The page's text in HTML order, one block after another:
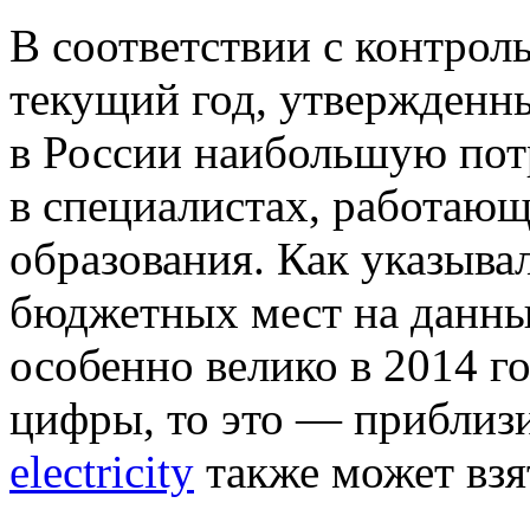
В соответствии с
текущий год,
в России наибольшую
в специалистах,
образования. Как
бюджетных мест на
особенно велико в 2014
цифры, то это —
electricity также может